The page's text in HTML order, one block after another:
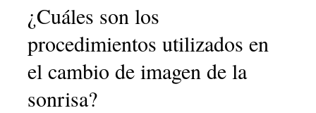
¿Cuáles son los
procedimientos utilizados en
el cambio de imagen de la
sonrisa?